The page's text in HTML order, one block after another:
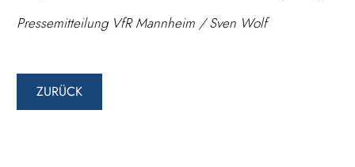
Pressemitteilung VfR Mannheim / Sven Wolf
ZURÜCK